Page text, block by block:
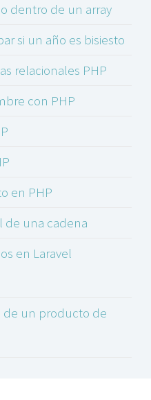
dentro de un array
si un año es bisiesto
relacionales PHP
con PHP
en PHP
de una cadena
en Laravel
de un producto de